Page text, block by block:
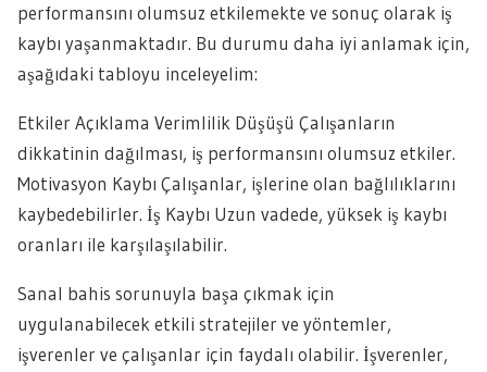
performansını olumsuz etkilemekte ve sonuç olarak iş
kaybı yaşanmaktadır. Bu durumu daha iyi anlamak için,
aşağıdaki tabloyu inceleyelim:
Etkiler Açıklama Verimlilik Düşüşü Çalışanların
dikkatinin dağılması, iş performansını olumsuz etkiler.
Motivasyon Kaybı Çalışanlar, işlerine olan bağlılıklarını
kaybedebilirler. İş Kaybı Uzun vadede, yüksek iş kaybı
oranları ile karşılaşılabilir.
Sanal bahis sorunuyla başa çıkmak için
uygulanabilecek etkili stratejiler ve yöntemler,
işverenler ve çalışanlar için faydalı olabilir. İşverenler,